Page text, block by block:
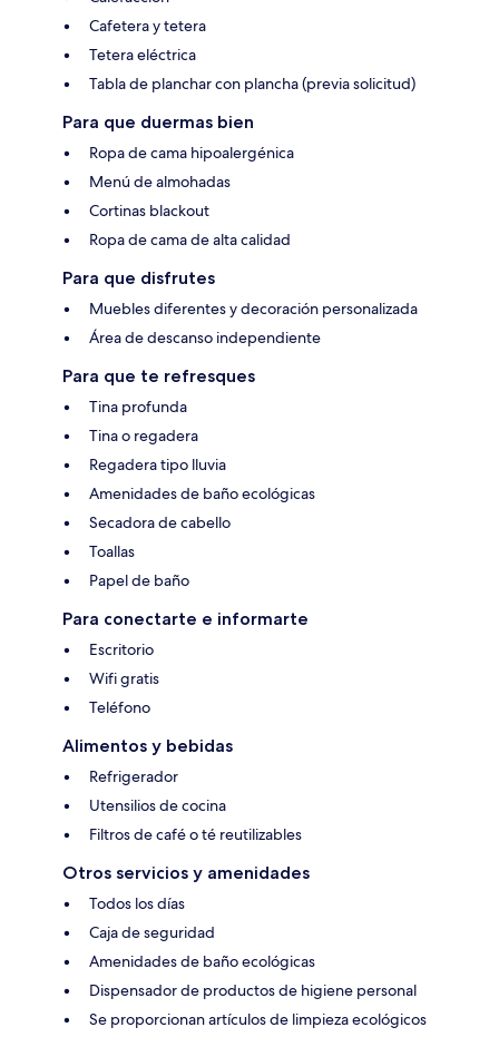
Cafetera y tetera
Tetera eléctrica
Tabla de planchar con plancha (previa solicitud)
Para que duermas bien
Ropa de cama hipoalergénica
Menú de almohadas
Cortinas blackout
Ropa de cama de alta calidad
Para que disfrutes
Muebles diferentes y decoración personalizada
Área de descanso independiente
Para que te refresques
Tina profunda
Tina o regadera
Regadera tipo lluvia
Amenidades de baño ecológicas
Secadora de cabello
Toallas
Papel de baño
Para conectarte e informarte
Escritorio
Wifi gratis
Teléfono
Alimentos y bebidas
Refrigerador
Utensilios de cocina
Filtros de café o té reutilizables
Otros servicios y amenidades
Todos los días
Caja de seguridad
Amenidades de baño ecológicas
Dispensador de productos de higiene personal
Se proporcionan artículos de limpieza ecológicos